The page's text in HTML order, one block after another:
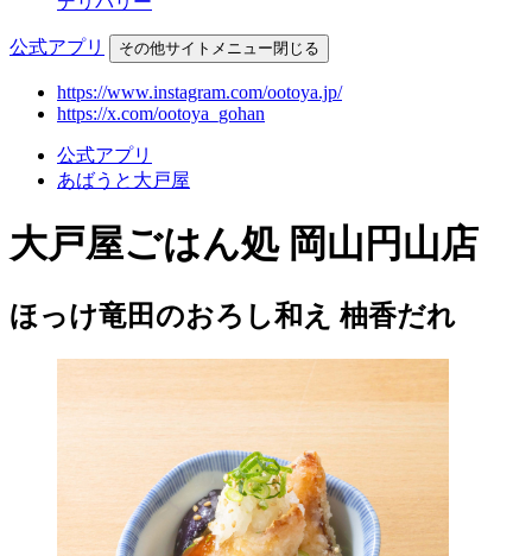
公式アプリ その他サイトメニュー閉じる
https://www.instagram.com/ootoya.jp/
https://x.com/ootoya_gohan
公式アプリ
あばうと大戸屋
大戸屋ごはん処 岡山円山店
ほっけ竜田のおろし和え 柚香だれ